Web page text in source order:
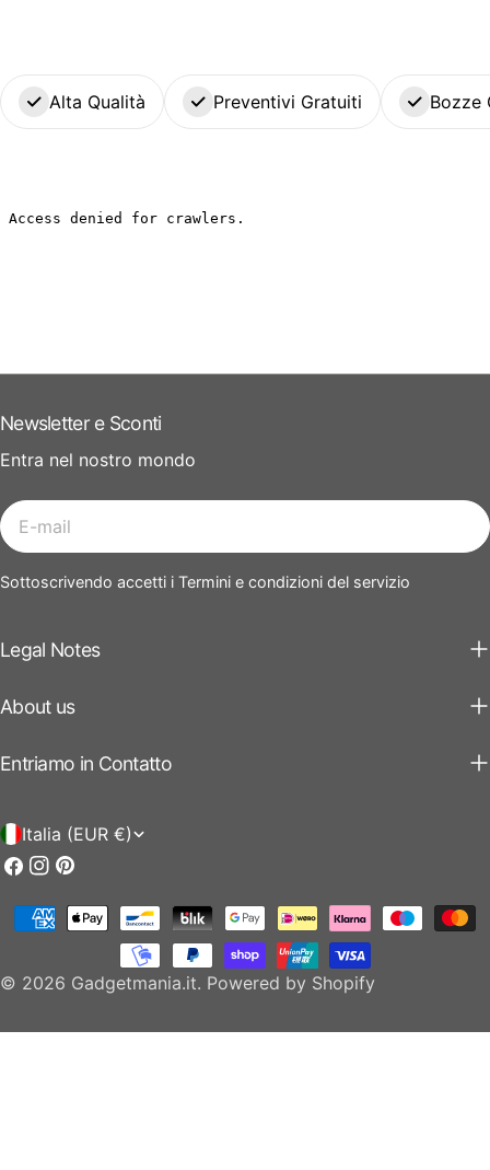
Alta Qualità Preventivi Gratuiti Bozze
Legal Notes
About us
Entriamo in Contatto
Newsletter e Sconti
Entra nel nostro mondo
E-
mail
Sottoscrivendo accetti i Termini e condizioni del servizio
P
a
e
Italia (EUR €)
Facebook
Instagram
Pinterest
© 2026 Gadgetmania.it. Powered by Shopify
Modalità
pagamento